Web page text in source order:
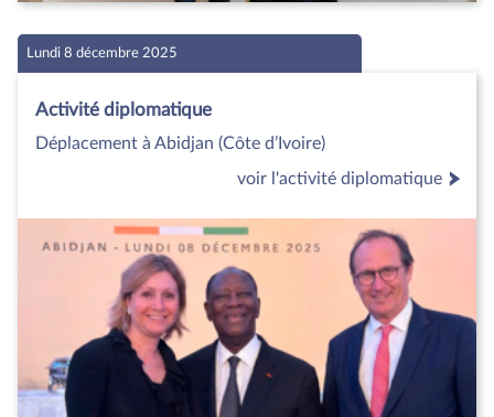
Lundi 8 décembre 2025
Activité diplomatique
Déplacement à Abidjan (Côte d’Ivoire)
voir l'activité diplomatique